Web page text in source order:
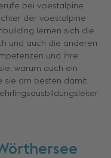
bei voestalpine
der voestalpine
lernen sich die
und auch die anderen
und ihre
warum auch ein
sie am besten damit